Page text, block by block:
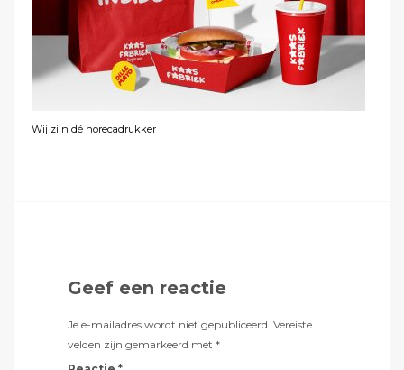
Wij zijn dé horecadrukker
Geef een reactie
Je e-mailadres wordt niet gepubliceerd. Vereiste
velden zijn gemarkeerd met *